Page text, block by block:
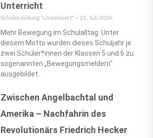
Unterricht
Schülerzeitung "Unzensiert" 21. Juli 2026
Mehr Bewegung im Schulalltag: Unter
diesem Motto wurden dieses Schuljahr je
zwei Schüler*innen der Klassen 5 und 6 zu
sogenannten „Bewegungsmeldern“
ausgebildet.
Zwischen Angelbachtal und
Amerika – Nachfahrin des
Revolutionärs Friedrich Hecker